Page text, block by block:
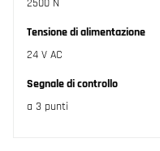
2500 N
Tensione di alimentazione
24 V AC
Segnale di controllo
a 3 punti